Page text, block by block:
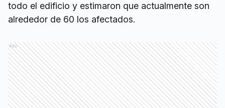
todo el edificio y estimaron que actualmente son
alrededor de 60 los afectados.
Ads